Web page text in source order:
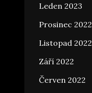
Leden 2023
Prosinec 2022
Listopad 2022
Září 2022
Červen 2022